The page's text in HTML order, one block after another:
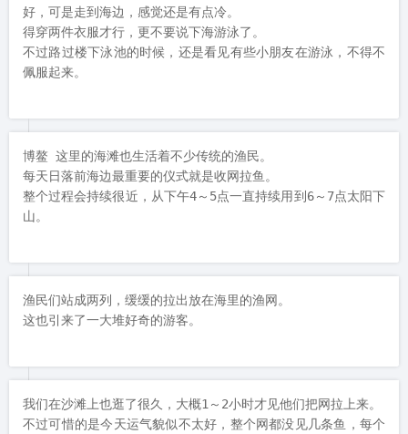
好，可是走到海边，感觉还是有点冷。
得穿两件衣服才行，更不要说下海游泳了。
不过路过楼下泳池的时候，还是看见有些小朋友在游泳，不得不
佩服起来。
博鳌 这里的海滩也生活着不少传统的渔民。
每天日落前海边最重要的仪式就是收网拉鱼。
整个过程会持续很近，从下午4～5点一直持续用到6～7点太阳下
山。
渔民们站成两列，缓缓的拉出放在海里的渔网。
这也引来了一大堆好奇的游客。
我们在沙滩上也逛了很久，大概1～2小时才见他们把网拉上来。
不过可惜的是今天运气貌似不太好，整个网都没见几条鱼，每个